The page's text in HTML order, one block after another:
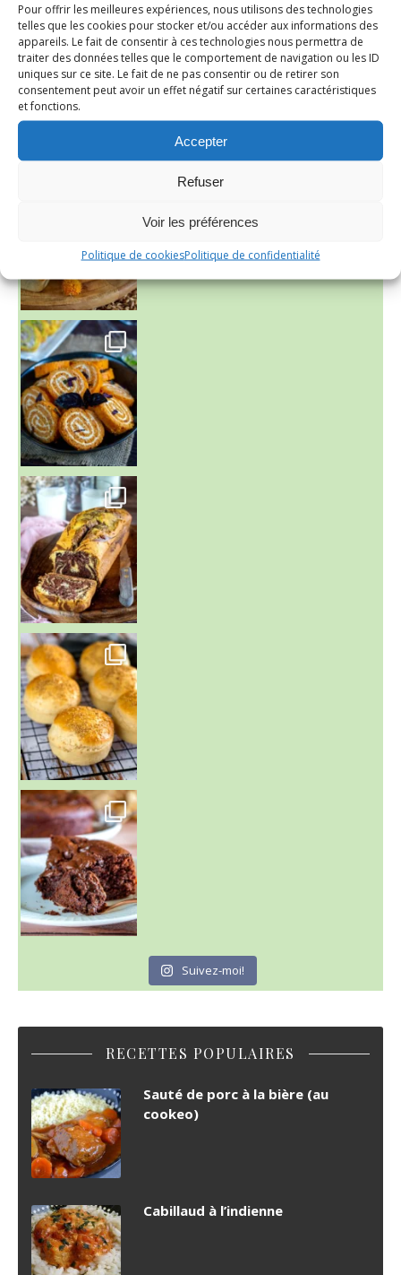
Pour offrir les meilleures expériences, nous utilisons des technologies
telles que les cookies pour stocker et/ou accéder aux informations des
appareils. Le fait de consentir à ces technologies nous permettra de
traiter des données telles que le comportement de navigation ou les ID
uniques sur ce site. Le fait de ne pas consentir ou de retirer son
consentement peut avoir un effet négatif sur certaines caractéristiques
et fonctions.
Accepter
Refuser
Voir les préférences
Politique de cookiesPolitique de confidentialité
~ SALADE DE PÂTES AUX DEUX TOMATES THON ET BURRA
~ BUNS MAISON ~
Un peu de boulange par ici au
~ GÂTEAU FONDANT CHOCO NOISETTE ~
C'est lundi
Suivez-moi!
RECETTES POPULAIRES
Sauté de porc à la bière (au
cookeo)
Cabillaud à l’indienne